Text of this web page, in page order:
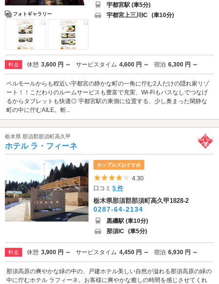
フォトギャラリー
宇都宮駅 (車5分)
宇都宮上三川IC (車10分)
料金 休憩 3,600 円 ～ サービスタイム 4,600 円 ～ 宿泊 6,300 円 ～
ベルモールからも程近い宇都宮の静かな町の一角に佇む2人だけの隠れ家リゾ
ート！！こだわりのルームサービスも豊富で充実、Wi-Fiもパスなしでつなげ
るからタブレットも快適◎ 宇都宮駅の東側に位置する、少し奥まった閑静な
町の中に佇むAILE。斬...
栃木県 那須郡那須町高久甲
ホテル ラ・フィーネ
カップルズおすすめ
5つ星のうち4
4.30
口コミ5 件
栃木県那須郡那須町高久甲1828-2
0287-64-2134
黒磯駅 (車10分)
那須IC (車5分)
料金 休憩 3,900 円 ～ サービスタイム 4,450 円 ～ 宿泊 6,930 円 ～
那須高原の爽やかな緑の中の、戸建ホテル美しい自然が溢れる那須高原の緑の
中に佇むホテル ラフィーネ。お客様に爽やかな癒しの時間を感じさせてくれ